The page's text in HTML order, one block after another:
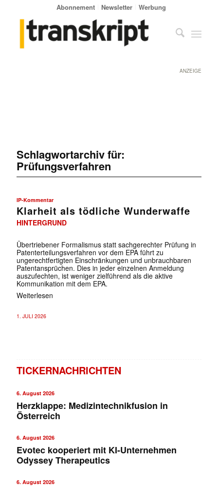
Abonnement Newsletter Werbung
ANZEIGE
Schlagwortarchiv für:
Prüfungsverfahren
IP-Kommentar
Klarheit als tödliche Wunderwaffe
HINTERGRUND
Übertriebener Formalismus statt sachgerechter Prüfung in
Patenterteilungsverfahren vor dem EPA führt zu
ungerechtfertigten Einschränkungen und unbrauchbaren
Patentansprüchen. Dies in jeder einzelnen Anmeldung
auszufechten, ist weniger zielführend als die aktive
Kommunikation mit dem EPA.
Weiterlesen
1. JULI 2026
TICKERNACHRICHTEN
6. August 2026
Herzklappe: Medizintechnikfusion in
Österreich
6. August 2026
Evotec kooperiert mit KI-Unternehmen
Odyssey Therapeutics
6. August 2026